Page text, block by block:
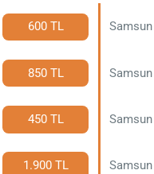
600 TL
850 TL
450 TL
1.900 TL